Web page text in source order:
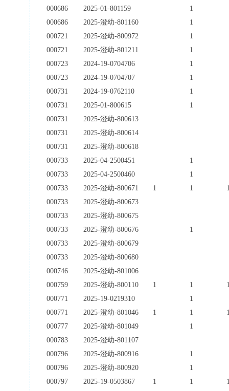
000686 2025-01-801159
1
000686
2025-澄幼-801160
1
000721
2025-澄幼-800972
1
000721
2025-澄幼-801211
1
000723
2024-19-0704706
1
000723
2024-19-0704707
1
000731
2024-19-0762110
1
000731
2025-01-800615
1
000731
2025-澄幼-800613
000731
2025-澄幼-800614
000731
2025-澄幼-800618
000733
2025-04-2500451
1
000733
2025-04-2500460
1
000733
2025-澄幼-800671 1 1
000733
2025-澄幼-800673
000733
2025-澄幼-800675
000733
2025-澄幼-800676
1
000733
2025-澄幼-800679
000733
2025-澄幼-800680
000746
2025-澄幼-801006
000759
2025-澄幼-800110 1 1
000771
2025-19-0219310
1
000771
2025-澄幼-801046 1 1
000777
2025-澄幼-801049
1
000783
2025-澄幼-801107
000796
2025-澄幼-800916
1
000796
2025-澄幼-800920
1
000797
2025-19-0503867 1 1